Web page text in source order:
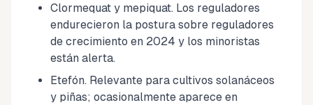
Clormequat y mepiquat. Los reguladores
endurecieron la postura sobre reguladores
de crecimiento en 2024 y los minoristas
están alerta.
Etefón. Relevante para cultivos solanáceos
y piñas; ocasionalmente aparece en